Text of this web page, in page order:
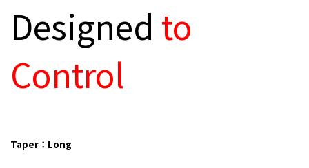
Designed to
Control
Taper：Long